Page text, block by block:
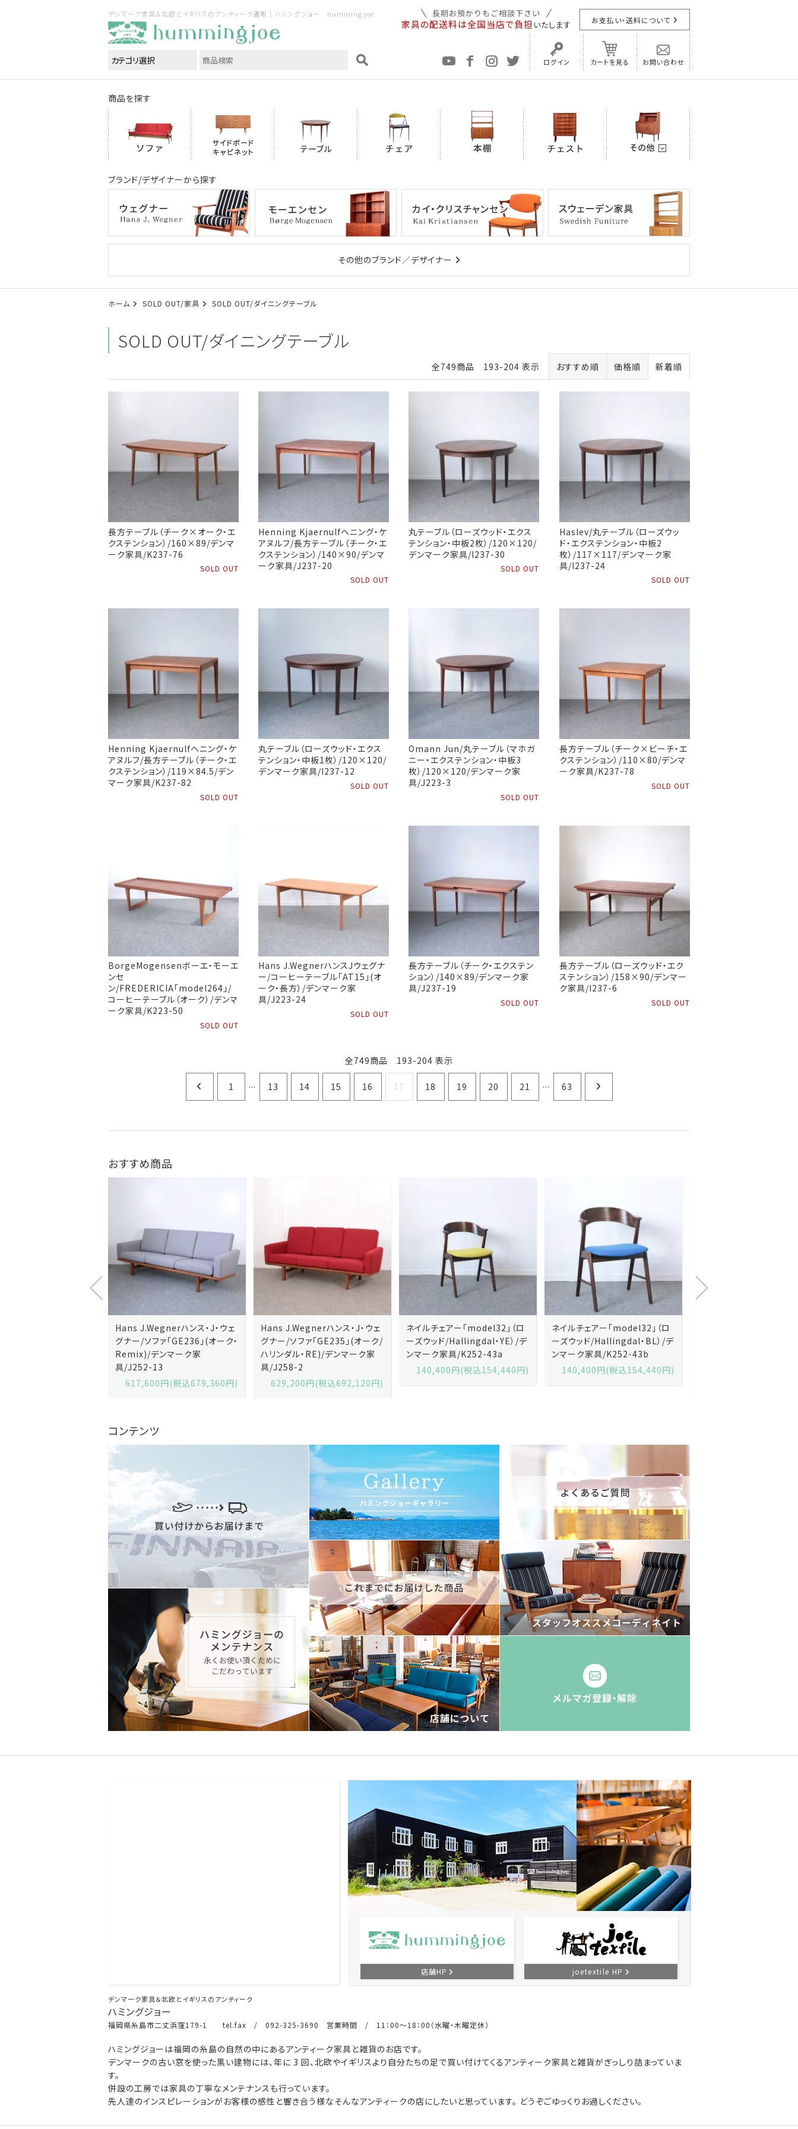
デンマーク家具＆北欧とイギリスのアンティーク通販｜ハミングジョー humming joe
家具の配送料は全国当店で負担 いたします お支払い・送料について
ログイン カートを見る お問い合わせ
商品を探す
ブランド/デザイナーから探す
その他のブランド／デザイナー
ホーム SOLD OUT/家具 SOLD OUT/ダイニングテーブル
SOLD OUT/ダイニングテーブル
全749商品 193-204 表示 おすすめ順 価格順 新着順
長方テーブル（チーク×オーク・エ
クステンション）/160×89/デンマ
ーク家具/K237-76
SOLD OUT
Henning Kjaernulfヘニング・ケ
アヌルフ/長方テーブル（チーク・エ
クステンション）/140×90/デンマ
ーク家具/J237-20
SOLD OUT
丸テーブル（ローズウッド・エクス
テンション・中板2枚）/120×120/
デンマーク家具/I237-30
SOLD OUT
Haslev/丸テーブル（ローズウッ
ド・エクステンション・中板2
枚）/117×117/デンマーク家
具/I237-24
SOLD OUT
Henning Kjaernulfヘニング・ケ
アヌルフ/長方テーブル（チーク・エ
クステンション）/119×84.5/デン
マーク家具/K237-82
SOLD OUT
丸テーブル（ローズウッド・エクス
テンション・中板1枚）/120×120/
デンマーク家具/I237-12
SOLD OUT
Omann Jun/丸テーブル（マホガ
ニー・エクステンション・中板3
枚）/120×120/デンマーク家
具/J223-3
SOLD OUT
長方テーブル（チーク×ビーチ・エ
クステンション）/110×80/デンマ
ーク家具/K237-78
SOLD OUT
BorgeMogensenボーエ・モーエ
ンセ
ン/FREDERICIA「model264」/
コーヒーテーブル（オーク）/デンマ
ーク家具/K223-50
SOLD OUT
Hans J.WegnerハンスJウェグナ
ー/コーヒーテーブル「AT15」(オ
ーク・長方）/デンマーク家
具/J223-24
SOLD OUT
長方テーブル（チーク・エクステン
ション）/140×89/デンマーク家
具/J237-19
SOLD OUT
長方テーブル（ローズウッド・エク
ステンション）/158×90/デンマー
ク家具/I237-6
SOLD OUT
全749商品 193-204 表示
1 ... 13 14 15 16 17 18 19 20 21 ... 63
おすすめ商品
Hans J.Wegnerハンス・J・ウェ
グナー/ソファ「GE235」(オーク/
ハリンダル・RE)/デンマーク家
具/J258-2
629,200円(税込692,120円)
ネイルチェアー「model32」（ロ
ーズウッド/Hallingdal・YE）/デ
ンマーク家具/K252-43a
140,400円(税込154,440円)
ネイルチェアー「model32」（ロ
ーズウッド/Hallingdal・BL）/デ
ンマーク家具/K252-43b
140,400円(税込154,440円)
Kai Kristiansenカイ・クリスチ
ャンセン/ダイニングチェアー
「No.42」（ローズウッド・レザー
黒）/デンマーク家具/J252-57j
コンテンツ
店舗HP joetextile HP
デンマーク家具＆北欧とイギリスのアンティーク
ハミングジョー
福岡県糸島市二丈浜窪179-1 tel.fax / 092-325-3690 営業時間 / 11：00～18：00（水曜・木曜定休）
ハミングジョーは福岡の糸島の自然の中にあるアンティーク家具と雑貨のお店です。
デンマークの古い窓を使った黒い建物には、年に 3 回、北欧やイギリスより自分たちの足で買い付けてくるアンティーク家具と雑貨がぎっしり詰まっていま
す。
併設の工房では家具の丁寧なメンテナンスも行っています。
先人達のインスピレーションがお客様の感性と響き合う様なそんなアンティークの店にしたいと思っています。 どうぞごゆっくりお過しください。